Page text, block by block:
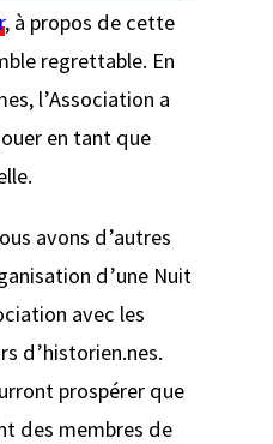
, à propos de cette
regrettable. En
l’Association a
en tant que
avons d’autres
d’une Nuit
avec les
d’historien.nes.
prospérer que
des membres de